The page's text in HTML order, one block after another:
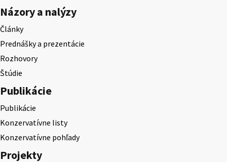
Názory a nalýzy
Články
Prednášky a prezentácie
Rozhovory
Štúdie
Publikácie
Publikácie
Konzervatívne listy
Konzervatívne pohľady
Projekty